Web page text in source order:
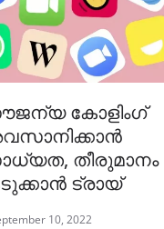
കോളിംഗ്
തീരുമാനം
ട്രായ്
10, 2022